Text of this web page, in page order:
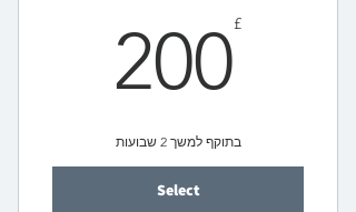
£
200
בתוקף למשך 2 שבועות
Select